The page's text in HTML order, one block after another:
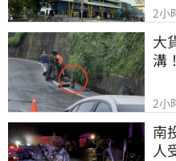
2小
大
溝
2小
南
人